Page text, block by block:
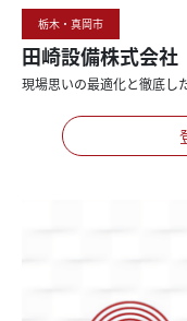
栃木・真岡市
田崎設備株式会社
現場思いの最適化と徹底し